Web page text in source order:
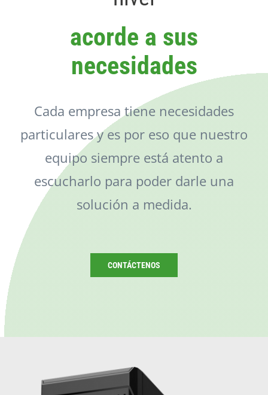
acorde a sus
necesidades
Cada empresa tiene necesidades
particulares y es por eso que nuestro
equipo siempre está atento a
escucharlo para poder darle una
solución a medida.
CONTÁCTENOS